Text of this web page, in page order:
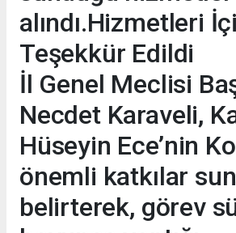
alındı.Hizmetleri
Teşekkür Edildi
İl Genel Meclisi
Necdet Karaveli,
Hüseyin Ece’nin
önemli katkılar
belirterek, görev